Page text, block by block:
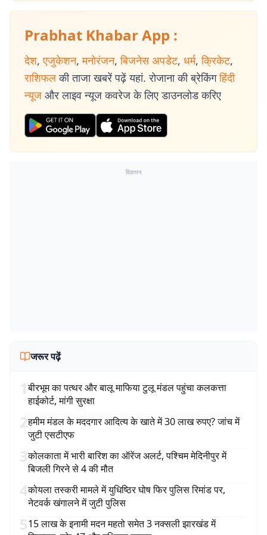
Prabhat Khabar App :
देश, एजुकेशन, मनोरंजन, बिजनेस अपडेट, धर्म, क्रिकेट,
राशिफल की ताजा खबरें पढ़ें यहां. रोजाना की ब्रेकिंग हिंदी
न्यूज और लाइव न्यूज कवरेज के लिए डाउनलोड करिए
विज्ञापन
जरूर पढ़ें
1बीरभूम का पत्थर और बालू माफिया टुलू मंडल पहुंचा कलकत्ता
हाईकोर्ट, मांगी सुरक्षा
2हमीम मंडल के मददगार आदित्य के खाते में 30 लाख रुपए? जांच में
जुटी एसटीएफ
3कोलकाता में भारी बारिश का ऑरेंज अलर्ट, पश्चिम मेदिनीपुर में
बिजली गिरने से 4 की मौत
4कोयला तस्करी मामले में युधिष्ठिर घोष फिर पुलिस रिमांड पर,
नेटवर्क खंगालने में जुटी पुलिस
515 लाख के इनामी मदन महतो समेत 3 नक्सली झारखंड में